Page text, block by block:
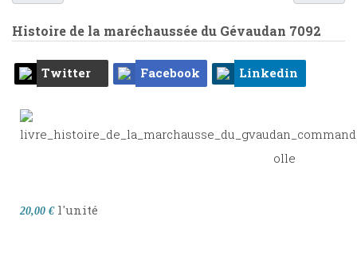
Histoire de la maréchaussée du Gévaudan 7092
Twitter Facebook Linkedin
20,00 € l'unité